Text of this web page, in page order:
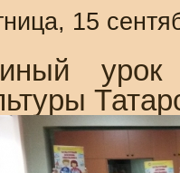
15
урок